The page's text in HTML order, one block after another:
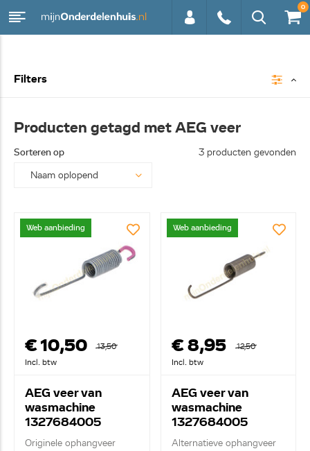
0
Filters
Producten getagd met AEG veer
Sorteren op 3 producten gevonden
Web aanbieding
€ 10,50
13,50
Incl. btw
AEG veer van
wasmachine
1327684005
Originele ophangveer
Web aanbieding
€ 8,95
12,50
Incl. btw
AEG veer van
wasmachine
1327684005
Alternatieve ophangveer